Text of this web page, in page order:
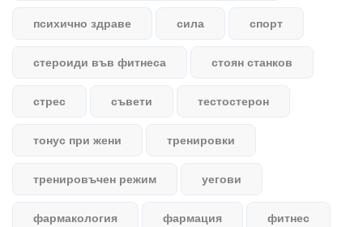
психично здраве сила спорт
стероиди във фитнеса стоян станков
стрес съвети тестостерон
тонус при жени тренировки
тренировъчен режим уегови
фармакология фармация фитнес